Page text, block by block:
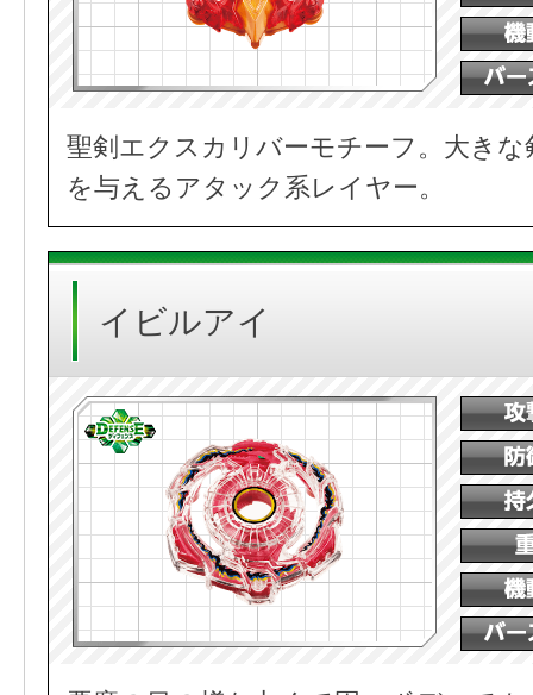
聖剣エクスカリバーモチーフ。大き
を与えるアタック系レイヤー。
イビルアイ